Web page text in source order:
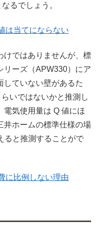
るでしょう。
は当てにならない
けではありませんが、標
リーズ（APW330）にア
していない壁があるた
いではないかと推測し
気使用量は Q 値にほ
井ホームの標準仕様の場
ると推測することがで
に比例しない理由